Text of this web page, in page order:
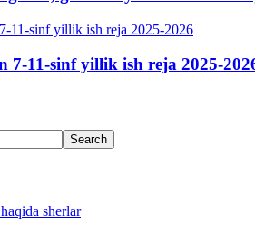
7-11-sinf yillik ish reja 2025-